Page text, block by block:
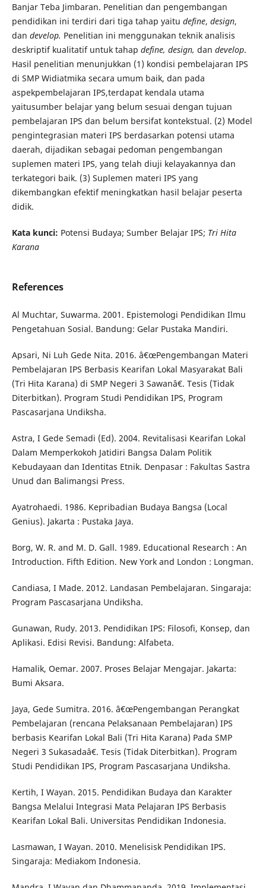
Banjar Teba Jimbaran. Penelitian dan pengembangan
pendidikan ini terdiri dari tiga tahap yaitu define, design,
dan develop. Penelitian ini menggunakan teknik analisis
deskriptif kualitatif untuk tahap define, design, dan develop.
Hasil penelitian menunjukkan (1) kondisi pembelajaran IPS
di SMP Widiatmika secara umum baik, dan pada
aspekpembelajaran IPS,terdapat kendala utama
yaitusumber belajar yang belum sesuai dengan tujuan
pembelajaran IPS dan belum bersifat kontekstual. (2) Model
pengintegrasian materi IPS berdasarkan potensi utama
daerah, dijadikan sebagai pedoman pengembangan
suplemen materi IPS, yang telah diuji kelayakannya dan
terkategori baik. (3) Suplemen materi IPS yang
dikembangkan efektif meningkatkan hasil belajar peserta
didik.
Kata kunci: Potensi Budaya; Sumber Belajar IPS; Tri Hita
Karana
References
Al Muchtar, Suwarma. 2001. Epistemologi Pendidikan Ilmu
Pengetahuan Sosial. Bandung: Gelar Pustaka Mandiri.
Apsari, Ni Luh Gede Nita. 2016. â€œPengembangan Materi
Pembelajaran IPS Berbasis Kearifan Lokal Masyarakat Bali
(Tri Hita Karana) di SMP Negeri 3 Sawanâ€. Tesis (Tidak
Diterbitkan). Program Studi Pendidikan IPS, Program
Pascasarjana Undiksha.
Astra, I Gede Semadi (Ed). 2004. Revitalisasi Kearifan Lokal
Dalam Memperkokoh Jatidiri Bangsa Dalam Politik
Kebudayaan dan Identitas Etnik. Denpasar : Fakultas Sastra
Unud dan Balimangsi Press.
Ayatrohaedi. 1986. Kepribadian Budaya Bangsa (Local
Genius). Jakarta : Pustaka Jaya.
Borg, W. R. and M. D. Gall. 1989. Educational Research : An
Introduction. Fifth Edition. New York and London : Longman.
Candiasa, I Made. 2012. Landasan Pembelajaran. Singaraja:
Program Pascasarjana Undiksha.
Gunawan, Rudy. 2013. Pendidikan IPS: Filosofi, Konsep, dan
Aplikasi. Edisi Revisi. Bandung: Alfabeta.
Hamalik, Oemar. 2007. Proses Belajar Mengajar. Jakarta:
Bumi Aksara.
Jaya, Gede Sumitra. 2016. â€œPengembangan Perangkat
Pembelajaran (rencana Pelaksanaan Pembelajaran) IPS
berbasis Kearifan Lokal Bali (Tri Hita Karana) Pada SMP
Negeri 3 Sukasadaâ€. Tesis (Tidak Diterbitkan). Program
Studi Pendidikan IPS, Program Pascasarjana Undiksha.
Kertih, I Wayan. 2015. Pendidikan Budaya dan Karakter
Bangsa Melalui Integrasi Mata Pelajaran IPS Berbasis
Kearifan Lokal Bali. Universitas Pendidikan Indonesia.
Lasmawan, I Wayan. 2010. Menelisisk Pendidikan IPS.
Singaraja: Mediakom Indonesia.